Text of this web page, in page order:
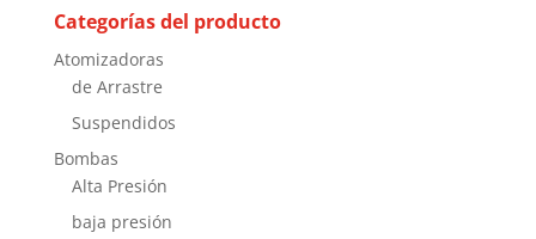
Categorías del producto
Atomizadoras
de Arrastre
Suspendidos
Bombas
Alta Presión
baja presión